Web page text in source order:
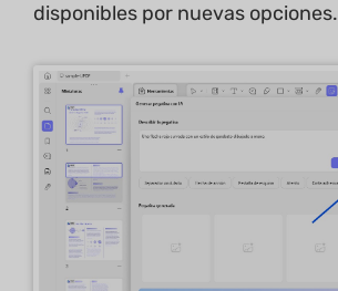
disponibles por nuevas opciones.